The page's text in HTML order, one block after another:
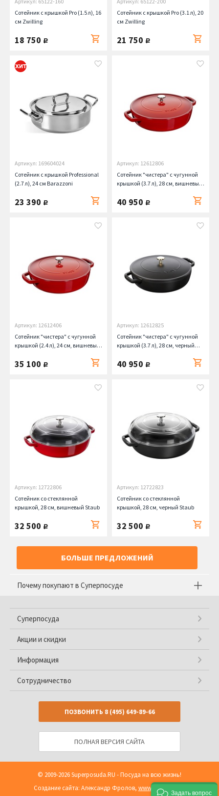
Сотейник с крышкой Pro (1.5 л), 16
см Zwilling
18 750 руб.
Сотейник с крышкой Pro (3.1 л), 20
см Zwilling
21 750 руб.
Артикул: 169604024
Сотейник с крышкой Professional
(2.7 л), 24 см Barazzoni
23 390 руб.
Артикул: 12612806
Сотейник "чистера" с чугунной
крышкой (3.7 л), 28 см, вишневый
40 950 руб.
Артикул: 12612406
Сотейник "чистера" с чугунной
крышкой (2.4 л), 24 см, вишневый
35 100 руб.
Артикул: 12612825
Сотейник "чистера" с чугунной
крышкой (3.7 л), 28 см, черный
40 950 руб.
Артикул: 12722806
Сотейник со стеклянной
крышкой, 28 см, вишневый Staub
32 500 руб.
Артикул: 12722823
Сотейник со стеклянной
крышкой, 28 см, черный Staub
32 500 руб.
БОЛЬШЕ ПРЕДЛОЖЕНИЙ
Почему покупают в Суперпосуде
Суперпосуда
Акции и скидки
Информация
Сотрудничество
ПОЗВОНИТЬ 8 (495) 649-89-66
ПОЛНАЯ ВЕРСИЯ САЙТА
© 2009-2026Superposuda.RU - Посуда на всю жизнь!
Создание сайта: Александр Фролов, www.shop2you.ru
Задать вопрос